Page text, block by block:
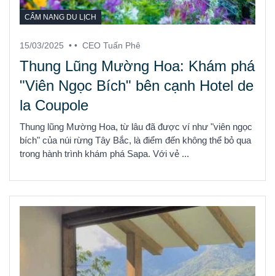
CẨM NANG DU LỊCH
15/03/2025 • • CEO Tuấn Phê
Thung Lũng Mường Hoa: Khám phá
"Viên Ngọc Bích" bên cạnh Hotel de
la Coupole
Thung lũng Mường Hoa, từ lâu đã được ví như "viên ngọc
bích" của núi rừng Tây Bắc, là điểm đến không thể bỏ qua
trong hành trình khám phá Sapa. Với vẻ ...